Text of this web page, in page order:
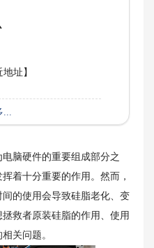
址】
...
脑硬件的重要组成部分之
着十分重要的作用。然而，
的使用会导致硅脂老化、变
救者原装硅脂的作用、使用
关问题。